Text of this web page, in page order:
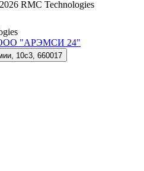
2026 RMC Technologies
ООО "АРЭМСИ 24"
10с3, 660017